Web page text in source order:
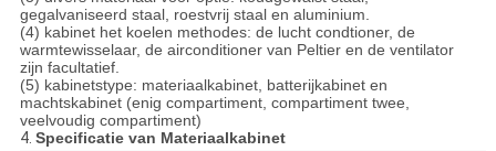
gegalvaniseerd staal, roestvrij staal en aluminium.
(4) kabinet het koelen methodes: de lucht condtioner, de
warmtewisselaar, de airconditioner van Peltier en de ventilator
zijn facultatief.
(5) kabinetstype: materiaalkabinet, batterijkabinet en
machtskabinet (enig compartiment, compartiment twee,
veelvoudig compartiment)
4. Specificatie van Materiaalkabinet